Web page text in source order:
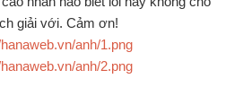
giải với. Cảm ơn!
anh/1.png
anh/2.png